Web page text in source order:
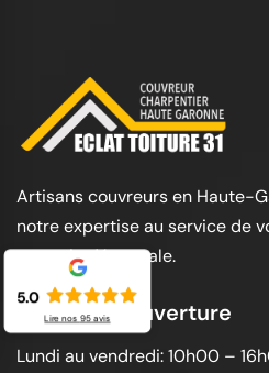
Artisans couvreurs en Haute-
notre expertise au service de
garantie décennale.
Horaires d'ouverture
Lundi au vendredi: 10h00 –
5.0
Lire nos 95avis